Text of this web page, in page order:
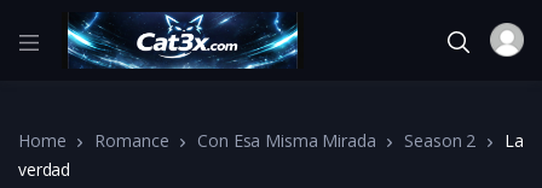
Home Romance Con Esa Misma Mirada Season 2
La
verdad